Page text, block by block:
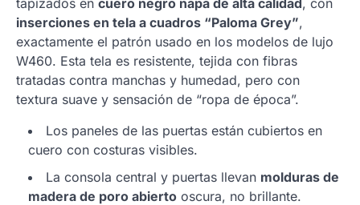
inserciones en tela a cuadros “Paloma Grey”,
exactamente el patrón usado en los modelos de lujo
W460. Esta tela es resistente, tejida con fibras
tratadas contra manchas y humedad, pero con
textura suave y sensación de “ropa de época”.
Los paneles de las puertas están cubiertos en
cuero con costuras visibles.
La consola central y puertas llevan molduras de
madera de poro abierto oscura, no brillante.